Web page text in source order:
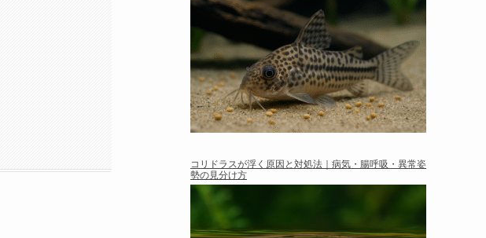
コリドラスが浮く原因と対処法｜病気・腸呼吸・異常姿
勢の見分け方